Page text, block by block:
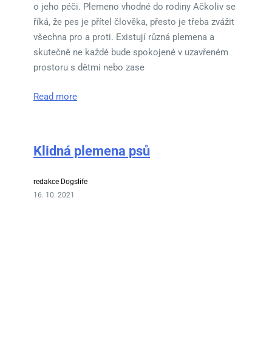
o jeho péči. Plemeno vhodné do rodiny Ačkoliv se
říká, že pes je přítel člověka, přesto je třeba zvážit
všechna pro a proti. Existují různá plemena a
skutečně ne každé bude spokojené v uzavřeném
prostoru s dětmi nebo zase
Read more
Klidná plemena psů
redakce Dogslife
16. 10. 2021